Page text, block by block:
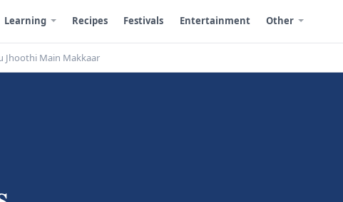
Learning Recipes Festivals Entertainment Other
Jhoothi Main Makkaar